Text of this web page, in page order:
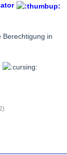
Berechtigung in
)